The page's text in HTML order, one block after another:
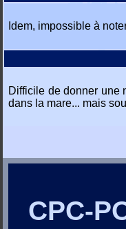
Idem, impossible à
Difficile de donner une
dans la mare... mais
CPC-